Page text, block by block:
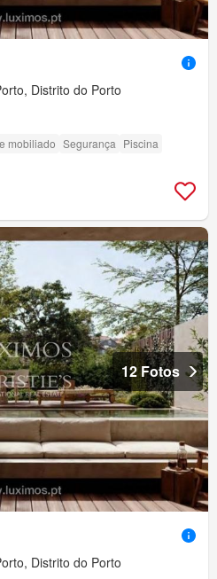
Distrito do Porto
mobiliado Segurança Piscina
12 Fotos
Distrito do Porto